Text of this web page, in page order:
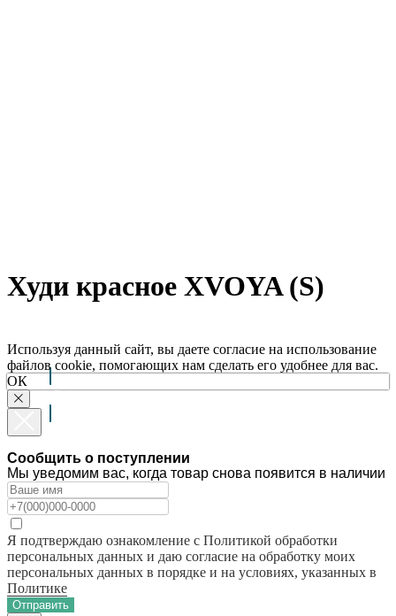
Arctic Point
Худи красное XVOYA (S)
Используя данный сайт, вы даете согласие на использование
файлов cookie, помогающих нам сделать его удобнее для вас.
ОК
Сообщить о поступлении
Мы уведомим вас, когда товар снова появится в наличии
Я подтверждаю ознакомление с Политикой обработки
персональных данных и даю согласие на обработку моих
персональных данных в порядке и на условиях, указанных в
Политике
Отправить